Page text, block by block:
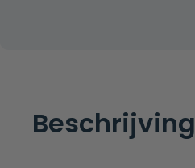
Beschrijving